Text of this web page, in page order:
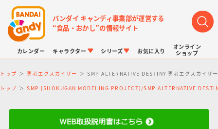
バンダイ キャンディ事業部が運営する
“食品・おかし”の情報サイト
カレンダー キャラクター シリーズ お気に入り
オンライン
ショップ
トップ 勇者エクスカイザー SMP ALTERNATIVE DESTINY 勇者エクスカイザ
トップ SMP [SHOKUGAN MODELING PROJECT]/SMP ALTERNATIVE